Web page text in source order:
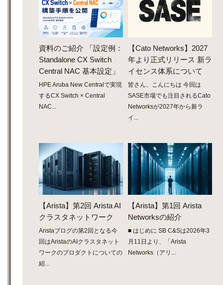
資料のご紹介 「設定例：
Standalone CX Switch
Central NAC 基本設定」
HPE Aruba New Centralで実現
するCX Switch × Central
NAC...
【Cato Networks】2027
年より正式リリース 新ラ
イセンス体系について
皆さん、こんにちは 今回は
SASE市場でも注目されるCato
Networksが2027年から新ラ
イ...
【Arista】第2回 Arista AI
クラスタネットワーク
Aristaブログの第2回となる今
回はAristaのAIクラスタネット
ワークのプロダクトについての
紹...
【Arista】第1回 Arista
Networksの紹介
■ はじめに SB C&Sは2026年3
月11日より、「Arista
Networks（アリ...